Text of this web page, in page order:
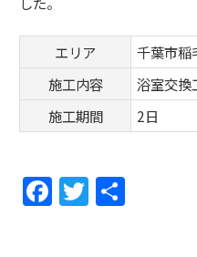
エリア
千葉市稲
施工内容
浴室交換
施工期間
2日
F T